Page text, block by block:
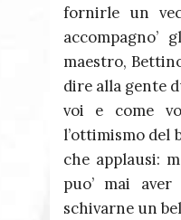
fornirle un
maestro,
dire alla gente
voi e come
l’ottimismo del
che applausi:
puo’ mai
schivarne un